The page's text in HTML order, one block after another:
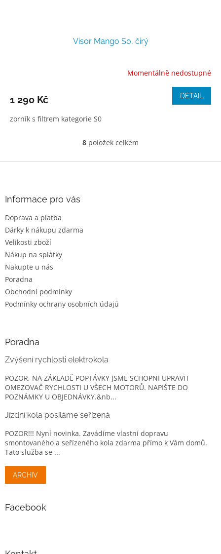
Visor Mango S0, čirý
Momentálně nedostupné
1 290 Kč DETAIL
zorník s filtrem kategorie S0
O
l
s
8 položek celkem
Informace pro vás
Doprava a platba
Dárky k nákupu zdarma
Velikosti zboží
Nákup na splátky
Nakupte u nás
Poradna
Obchodní podmínky
Podmínky ochrany osobních údajů
Poradna
Zvýšení rychlosti elektrokola
POZOR, NA ZÁKLADĚ POPTÁVKY JSME SCHOPNI UPRAVIT
OMEZOVAČ RYCHLOSTI U VŠECH MOTORŮ. NAPIŠTE DO
POZNÁMKY U OBJEDNÁVKY.&nb...
Jízdní kola posíláme seřízená
POZOR!!! Nyní novinka. Zavádíme vlastní dopravu
smontovaného a seřízeného kola zdarma přímo k Vám domů.
Tato služba se ...
ARCHIV
Facebook